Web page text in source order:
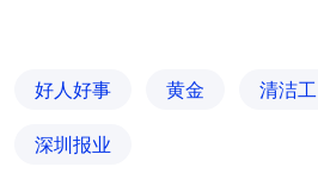
好人好事 黄金 清洁工
深圳报业